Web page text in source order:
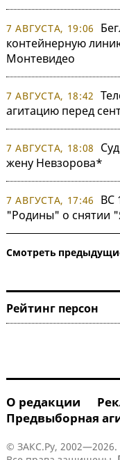
7 АВГУСТА, 19:06
контейнерную
Монтевидео
7 АВГУСТА, 18:42
агитацию перед
7 АВГУСТА, 18:08
жену Невзорова*
7 АВГУСТА, 17:46
ВС
"Родины" о снятии
Смотреть
О редакции
Предвыборная
© ЗАКС.Ру, 2002—2026.